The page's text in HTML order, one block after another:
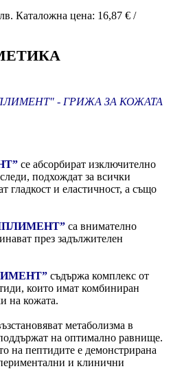
Каталожна цена: 16,87 € /
- ГРИЖА ЗА КОЖАТА
се абсорбират изключително
подхождат за всички
гладкост и еластичност, а също
са внимателно
през задължителен
съдържа комплекс от
които имат комбиниран
на кожата.
метаболизма в
на оптимално равнище.
на пептидите е демонстрирана
и клинични